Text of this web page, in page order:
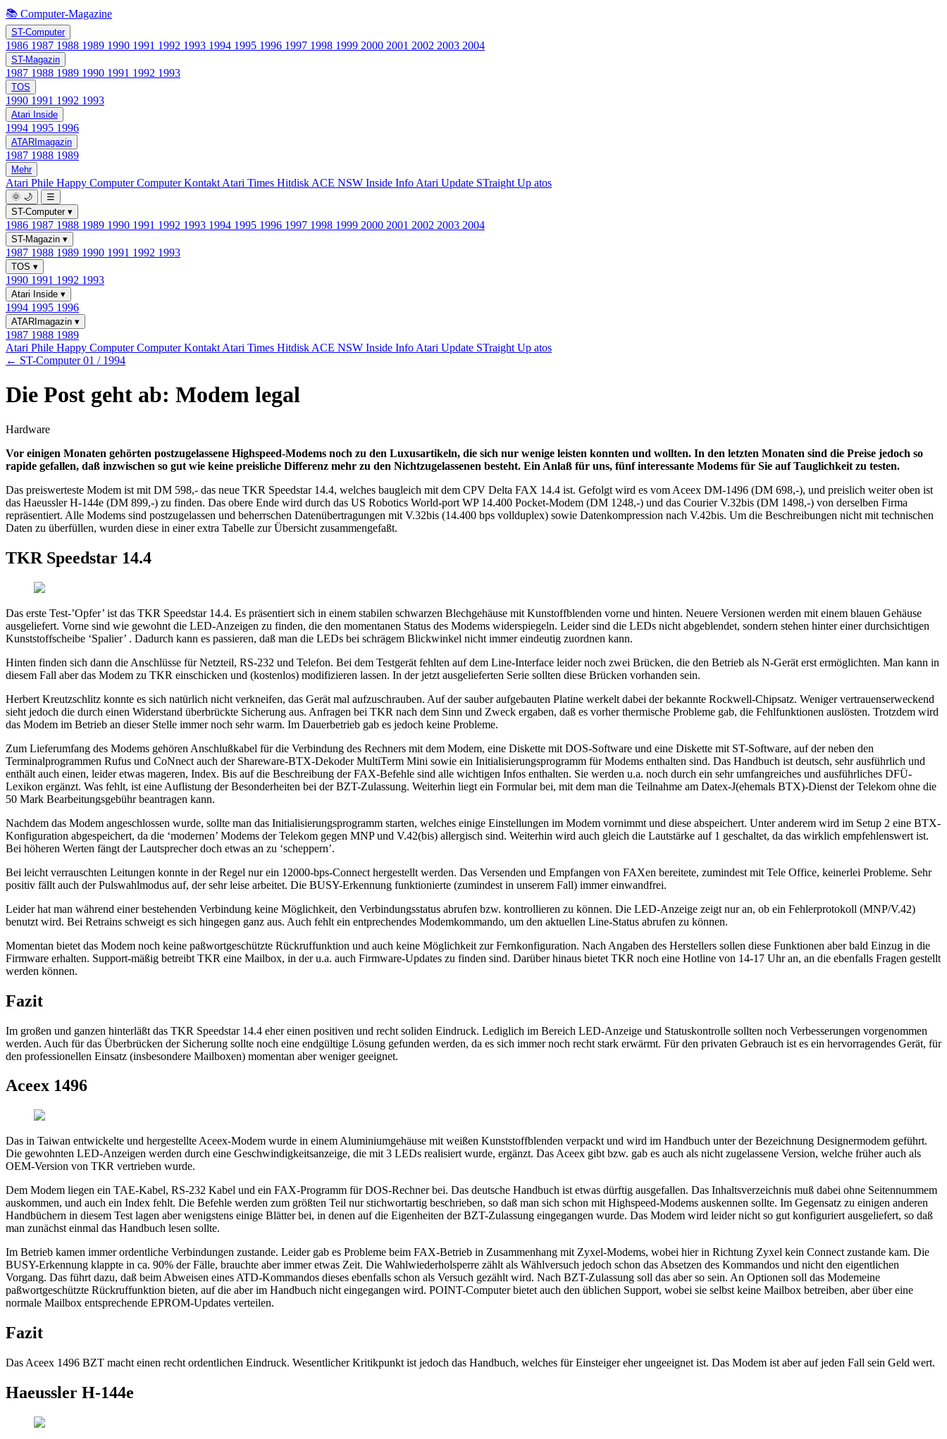
📚 Computer-Magazine
ST-Computer
1986 1987 1988 1989 1990 1991 1992 1993 1994 1995 1996 1997 1998 1999 2000 2001 2002 2003 2004
ST-Magazin
1987 1988 1989 1990 1991 1992 1993
TOS
1990 1991 1992 1993
Atari Inside
1994 1995 1996
ATARImagazin
1987 1988 1989
Mehr
Atari Phile Happy ComputerComputer Kontakt Atari Times Hitdisk ACE NSW Inside Info Atari Update STraight Up atos
🌞 🌙
☰
ST-Computer ▾
1986 1987 1988 1989 1990 1991 1992 1993 1994 1995 1996 1997 1998 1999 2000 2001 2002 2003 2004
ST-Magazin ▾
1987 1988 1989 1990 1991 1992 1993
TOS ▾
1990 1991 1992 1993
Atari Inside ▾
1994 1995 1996
ATARImagazin ▾
1987 1988 1989
Atari Phile Happy ComputerComputer Kontakt Atari Times Hitdisk ACE NSW Inside Info Atari Update STraight Up atos
← ST-Computer 01 / 1994
Die Post geht ab: Modem legal
Hardware
Vor einigen Monaten gehörten postzugelassene Highspeed-Modems noch zu den Luxusartikeln, die sich nur wenige leisten konnten und wollten. In den letzten Monaten sind die Preise jedoch so
rapide gefallen, daß inzwischen so gut wie keine preisliche Differenz mehr zu den Nichtzugelassenen besteht. Ein Anlaß für uns, fünf interessante Modems für Sie auf Tauglichkeit zu testen.
Das preiswerteste Modem ist mit DM 598,- das neue TKR Speedstar 14.4, welches baugleich mit dem CPV Delta FAX 14.4 ist. Gefolgt wird es vom Aceex DM-1496 (DM 698,-), und preislich weiter oben ist
das Haeussler H-144e (DM 899,-) zu finden. Das obere Ende wird durch das US Robotics World-port WP 14.400 Pocket-Modem (DM 1248,-) und das Courier V.32bis (DM 1498,-) von derselben Firma
repräsentiert. Alle Modems sind postzugelassen und beherrschen Datenübertragungen mit V.32bis (14.400 bps vollduplex) sowie Datenkompression nach V.42bis. Um die Beschreibungen nicht mit technischen
Daten zu überfüllen, wurden diese in einer extra Tabelle zur Übersicht zusammengefaßt.
TKR Speedstar 14.4
Das erste Test-’Opfer’ ist das TKR Speedstar 14.4. Es präsentiert sich in einem stabilen schwarzen Blechgehäuse mit Kunstoffblenden vorne und hinten. Neuere Versionen werden mit einem blauen Gehäuse
ausgeliefert. Vorne sind wie gewohnt die LED-Anzeigen zu finden, die den momentanen Status des Modems widerspiegeln. Leider sind die LEDs nicht abgeblendet, sondern stehen hinter einer durchsichtigen
Kunststoffscheibe ‘Spalier’ . Dadurch kann es passieren, daß man die LEDs bei schrägem Blickwinkel nicht immer eindeutig zuordnen kann.
Hinten finden sich dann die Anschlüsse für Netzteil, RS-232 und Telefon. Bei dem Testgerät fehlten auf dem Line-Interface leider noch zwei Brücken, die den Betrieb als N-Gerät erst ermöglichten. Man kann in
diesem Fall aber das Modem zu TKR einschicken und (kostenlos) modifizieren lassen. In der jetzt ausgelieferten Serie sollten diese Brücken vorhanden sein.
Herbert Kreutzschlitz konnte es sich natürlich nicht verkneifen, das Gerät mal aufzuschrauben. Auf der sauber aufgebauten Platine werkelt dabei der bekannte Rockwell-Chipsatz. Weniger vertrauenserweckend
sieht jedoch die durch einen Widerstand überbrückte Sicherung aus. Anfragen bei TKR nach dem Sinn und Zweck ergaben, daß es vorher thermische Probleme gab, die Fehlfunktionen auslösten. Trotzdem wird
das Modem im Betrieb an dieser Stelle immer noch sehr warm. Im Dauerbetrieb gab es jedoch keine Probleme.
Zum Lieferumfang des Modems gehören Anschlußkabel für die Verbindung des Rechners mit dem Modem, eine Diskette mit DOS-Software und eine Diskette mit ST-Software, auf der neben den
Terminalprogrammen Rufus und CoNnect auch der Shareware-BTX-Dekoder MultiTerm Mini sowie ein Initialisierungsprogramm für Modems enthalten sind. Das Handbuch ist deutsch, sehr ausführlich und
enthält auch einen, leider etwas mageren, Index. Bis auf die Beschreibung der FAX-Befehle sind alle wichtigen Infos enthalten. Sie werden u.a. noch durch ein sehr umfangreiches und ausführliches DFÜ-
Lexikon ergänzt. Was fehlt, ist eine Auflistung der Besonderheiten bei der BZT-Zulassung. Weiterhin liegt ein Formular bei, mit dem man die Teilnahme am Datex-J(ehemals BTX)-Dienst der Telekom ohne die
50 Mark Bearbeitungsgebühr beantragen kann.
Nachdem das Modem angeschlossen wurde, sollte man das Initialisierungsprogramm starten, welches einige Einstellungen im Modem vornimmt und diese abspeichert. Unter anderem wird im Setup 2 eine BTX-
Konfiguration abgespeichert, da die ‘modernen’ Modems der Telekom gegen MNP und V.42(bis) allergisch sind. Weiterhin wird auch gleich die Lautstärke auf 1 geschaltet, da das wirklich empfehlenswert ist.
Bei höheren Werten fängt der Lautsprecher doch etwas an zu ‘scheppern’.
Bei leicht verrauschten Leitungen konnte in der Regel nur ein 12000-bps-Connect hergestellt werden. Das Versenden und Empfangen von FAXen bereitete, zumindest mit Tele Office, keinerlei Probleme. Sehr
positiv fällt auch der Pulswahlmodus auf, der sehr leise arbeitet. Die BUSY-Erkennung funktionierte (zumindest in unserem Fall) immer einwandfrei.
Leider hat man während einer bestehenden Verbindung keine Möglichkeit, den Verbindungsstatus abrufen bzw. kontrollieren zu können. Die LED-Anzeige zeigt nur an, ob ein Fehlerprotokoll (MNP/V.42)
benutzt wird. Bei Retrains schweigt es sich hingegen ganz aus. Auch fehlt ein entprechendes Modemkommando, um den aktuellen Line-Status abrufen zu können.
Momentan bietet das Modem noch keine paßwortgeschützte Rückruffunktion und auch keine Möglichkeit zur Fernkonfiguration. Nach Angaben des Herstellers sollen diese Funktionen aber bald Einzug in die
Firmware erhalten. Support-mäßig betreibt TKR eine Mailbox, in der u.a. auch Firmware-Updates zu finden sind. Darüber hinaus bietet TKR noch eine Hotline von 14-17 Uhr an, an die ebenfalls Fragen gestellt
werden können.
Fazit
Im großen und ganzen hinterläßt das TKR Speedstar 14.4 eher einen positiven und recht soliden Eindruck. Lediglich im Bereich LED-Anzeige und Statuskontrolle sollten noch Verbesserungen vorgenommen
werden. Auch für das Überbrücken der Sicherung sollte noch eine endgültige Lösung gefunden werden, da es sich immer noch recht stark erwärmt. Für den privaten Gebrauch ist es ein hervorragendes Gerät, für
den professionellen Einsatz (insbesondere Mailboxen) momentan aber weniger geeignet.
Aceex 1496
Das in Taiwan entwickelte und hergestellte Aceex-Modem wurde in einem Aluminiumgehäuse mit weißen Kunststoffblenden verpackt und wird im Handbuch unter der Bezeichnung Designermodem geführt.
Die gewohnten LED-Anzeigen werden durch eine Geschwindigkeitsanzeige, die mit 3 LEDs realisiert wurde, ergänzt. Das Aceex gibt bzw. gab es auch als nicht zugelassene Version, welche früher auch als
OEM-Version von TKR vertrieben wurde.
Dem Modem liegen ein TAE-Kabel, RS-232 Kabel und ein FAX-Programm für DOS-Rechner bei. Das deutsche Handbuch ist etwas dürftig ausgefallen. Das Inhaltsverzeichnis muß dabei ohne Seitennummem
auskommen, und auch ein Index fehlt. Die Befehle werden zum größten Teil nur stichwortartig beschrieben, so daß man sich schon mit Highspeed-Modems auskennen sollte. Im Gegensatz zu einigen anderen
Handbüchern in diesem Test lagen aber wenigstens einige Blätter bei, in denen auf die Eigenheiten der BZT-Zulassung eingegangen wurde. Das Modem wird leider nicht so gut konfiguriert ausgeliefert, so daß
man zunächst einmal das Handbuch lesen sollte.
Im Betrieb kamen immer ordentliche Verbindungen zustande. Leider gab es Probleme beim FAX-Betrieb in Zusammenhang mit Zyxel-Modems, wobei hier in Richtung Zyxel kein Connect zustande kam. Die
BUSY-Erkennung klappte in ca. 90% der Fälle, brauchte aber immer etwas Zeit. Die Wahlwiederholsperre zählt als Wählversuch jedoch schon das Absetzen des Kommandos und nicht den eigentlichen
Vorgang. Das führt dazu, daß beim Abweisen eines ATD-Kommandos dieses ebenfalls schon als Versuch gezählt wird. Nach BZT-Zulassung soll das aber so sein. An Optionen soll das Modemeine
paßwortgeschützte Rückruffunktion bieten, auf die aber im Handbuch nicht eingegangen wird. POINT-Computer bietet auch den üblichen Support, wobei sie selbst keine Mailbox betreiben, aber über eine
normale Mailbox entsprechende EPROM-Updates verteilen.
Fazit
Das Aceex 1496 BZT macht einen recht ordentlichen Eindruck. Wesentlicher Kritikpunkt ist jedoch das Handbuch, welches für Einsteiger eher ungeeignet ist. Das Modem ist aber auf jeden Fall sein Geld wert.
Haeussler H-144e